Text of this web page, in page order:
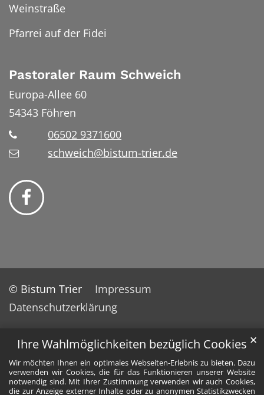
Ihre Wahlmöglichkeiten bezüglich Cookies
Wir möchten Ihnen ein optimales Webseiten-Erlebnis zu bieten. Dazu
verwenden wir Cookies, die für das Funktionieren unserer Website
notwendig sind. Mit Ihrer Zustimmung verwenden wir auch Cookies,
die zur Anzeige externer Inhalte oder zu anonymen Statistikzwecken
✕
Weinstraße
Pfarrei auf der Fidei
Pastoraler Raum Schweich
Europa-Allee 60
54343 Föhren
06502 9371600
schweich@bistum-trier.de
© Bistum Trier
Impressum
Datenschutzerklärung